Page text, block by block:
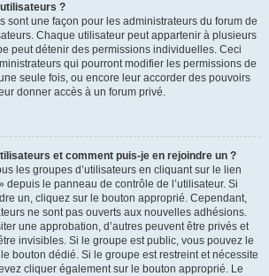
?
sont une façon pour les administrateurs du forum de
Chaque utilisateur peut appartenir à plusieurs
peut détenir des permissions individuelles. Ceci
qui pourront modifier les permissions de
seule fois, ou encore leur accorder des pouvoirs
donner accès à un forum privé.
et comment puis-je en rejoindre un ?
les groupes d’utilisateurs en cliquant sur le lien
depuis le panneau de contrôle de l’utilisateur. Si
un, cliquez sur le bouton approprié. Cependant,
ne sont pas ouverts aux nouvelles adhésions.
une approbation, d’autres peuvent être privés et
invisibles. Si le groupe est public, vous pouvez le
bouton dédié. Si le groupe est restreint et nécessite
cliquer également sur le bouton approprié. Le